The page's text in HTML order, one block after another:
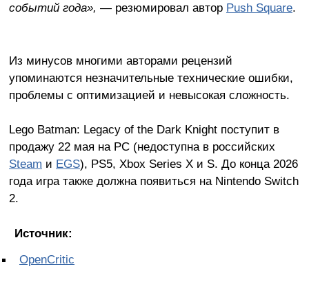
событий года», — резюмировал автор Push Square.
Из минусов многими авторами рецензий
упоминаются незначительные технические ошибки,
проблемы с оптимизацией и невысокая сложность.
Lego Batman: Legacy of the Dark Knight поступит в
продажу 22 мая на PC (недоступна в российских
Steam и EGS), PS5, Xbox Series X и S. До конца 2026
года игра также должна появиться на Nintendo Switch
2.
Источник:
OpenCritic